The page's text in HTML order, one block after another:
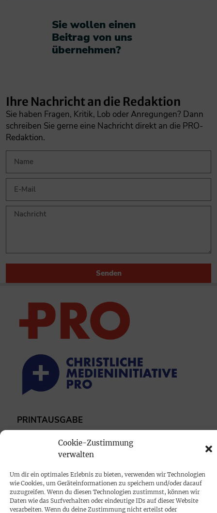
Cookie-Zustimmung
verwalten
Um dir ein optimales Erlebnis zu bieten, verwenden wir Technologien
wie Cookies, um Geräteinformationen zu speichern und/oder darauf
zuzugreifen. Wenn du diesen Technologien zustimmst, können wir
Daten wie das Surfverhalten oder eindeutige IDs auf dieser Website
verarbeiten. Wenn du deine Zustimmung nicht erteilst oder
Sie wollen einen
Beitrag von uns
übernehmen?​
Ihre Nachricht an die Redaktion
Sie haben Fragen, Kritik, Lob oder Anregungen? Dann
schreiben Sie gerne eine Nachricht direkt an die PRO-
Redaktion.
Senden
PRINTAUSGABE
Impressum
SPENDEN